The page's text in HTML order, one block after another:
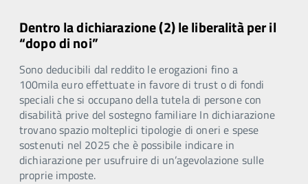
Dentro la dichiarazione (2) le liberalità per il
“dopo di noi”
Sono deducibili dal reddito le erogazioni fino a
100mila euro effettuate in favore di trust o di fondi
speciali che si occupano della tutela di persone con
disabilità prive del sostegno familiare In dichiarazione
trovano spazio molteplici tipologie di oneri e spese
sostenuti nel 2025 che è possibile indicare in
dichiarazione per usufruire di un’agevolazione sulle
proprie imposte.